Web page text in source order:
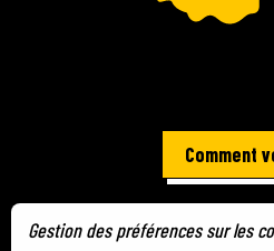
Comment
Mentions légales - Plan du
Gestion des préférences sur les